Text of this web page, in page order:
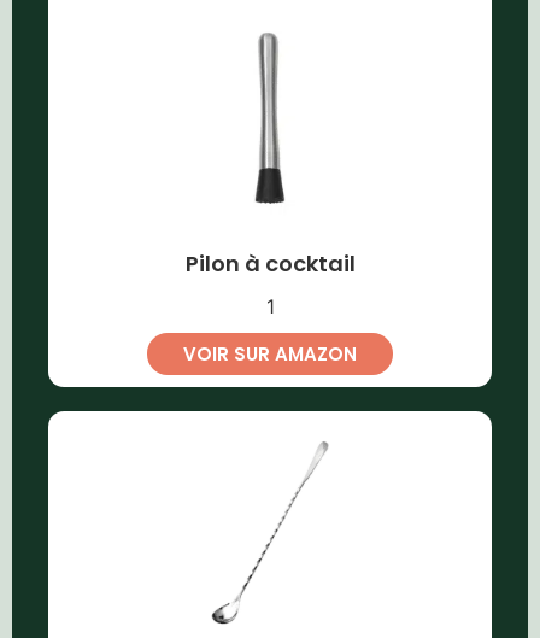
Pilon à cocktail
1
VOIR SUR AMAZON